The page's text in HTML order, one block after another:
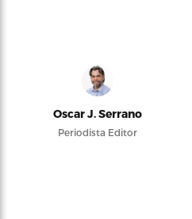
Oscar J. Serrano
Periodista Editor